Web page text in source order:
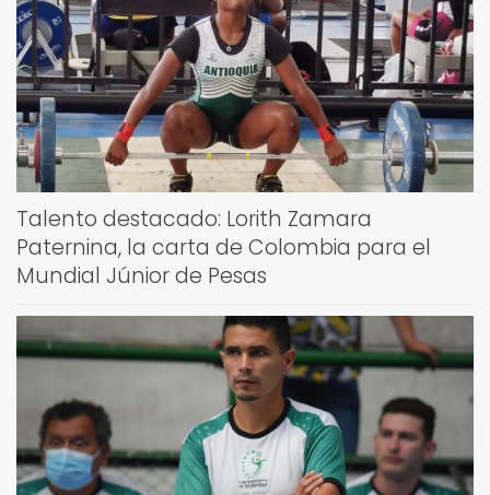
Talento destacado: Lorith Zamara
Paternina, la carta de Colombia para el
Mundial Júnior de Pesas